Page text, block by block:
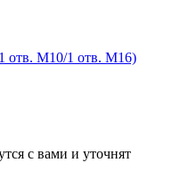
отв. М10/1 отв. М16)
с вами и уточнят